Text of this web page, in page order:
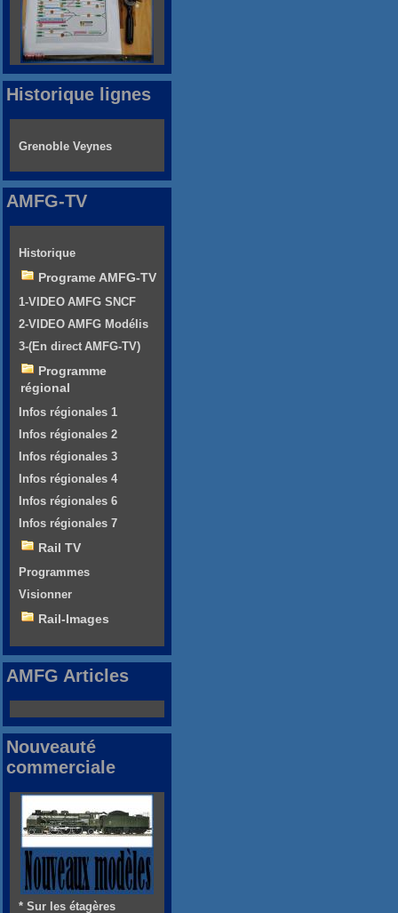
Historique lignes
Grenoble Veynes
AMFG-TV
Historique
Programe AMFG-TV
1-VIDEO AMFG SNCF
2-VIDEO AMFG Modélis
3-(En direct AMFG-TV)
Programme
régional
Infos régionales 1
Infos régionales 2
Infos régionales 3
Infos régionales 4
Infos régionales 6
Infos régionales 7
Rail TV
Programmes
Visionner
Rail-Images
AMFG Articles
Nouveauté
commerciale
* Sur les étagères